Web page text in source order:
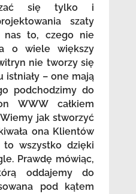
się tylko i
szaty
nas to, czego nie
o wiele większy
nie tworzy się
istniały – one mają
podchodzimy do
WWW całkiem
jak stworzyć
ona Klientów
wszystko dzięki
Prawdę mówiąc,
oddajemy do
pod kątem